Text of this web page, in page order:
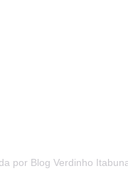
por Blog Verdinho